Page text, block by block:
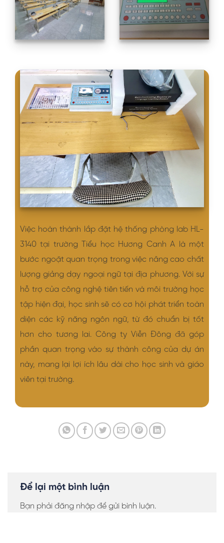
Việc hoàn thành lắp đặt hệ thống phòng lab HL-
3140 tại trường Tiểu học Hương Canh A là một
bước ngoặt quan trọng trong việc nâng cao chất
lượng giảng dạy ngoại ngữ tại địa phương. Với sự
hỗ trợ của công nghệ tiên tiến và môi trường học
tập hiện đại, học sinh sẽ có cơ hội phát triển toàn
diện các kỹ năng ngôn ngữ, từ đó chuẩn bị tốt
hơn cho tương lai. Công ty Viễn Đông đã góp
phần quan trọng vào sự thành công của dự án
này, mang lại lợi ích lâu dài cho học sinh và giáo
viên tại trường.
Để lại một bình luận
Bạn phải đăng nhập để gửi bình luận.